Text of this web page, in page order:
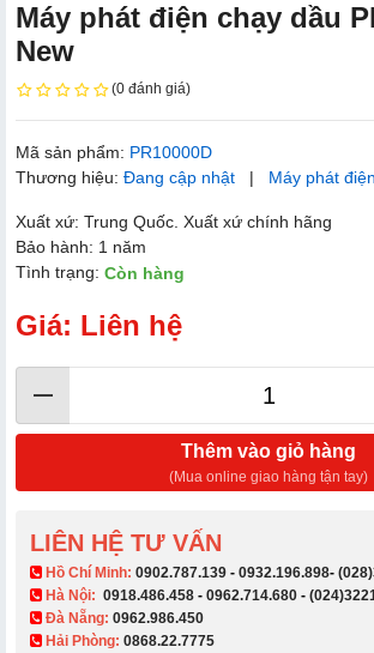
Máy phát điện chạy dầu
New
(0 đánh giá)
Mã sản phẩm: PR10000D
Thương hiệu: Đang cập nhật | Máy phát
Xuất xứ: Trung Quốc. Xuất xứ chính hãng
Bảo hành: 1 năm
Tình trạng: Còn hàng
Giá: Liên hệ
Thêm vào giỏ hàng
(Mua online giao hàng tận tay)
LIÊN HỆ TƯ VẤN
​ Hồ Chí Minh: 0902.787.139 - 0932.196.898-
Hà Nội: 0918.486.458 - 0962.714.680 -
Đà Nẵng: 0962.986.450
Hải Phòng: 0868.22.7775